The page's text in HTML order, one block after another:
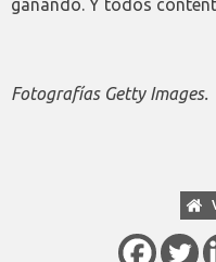
ganando. Y todos
Fotografías Getty Images.